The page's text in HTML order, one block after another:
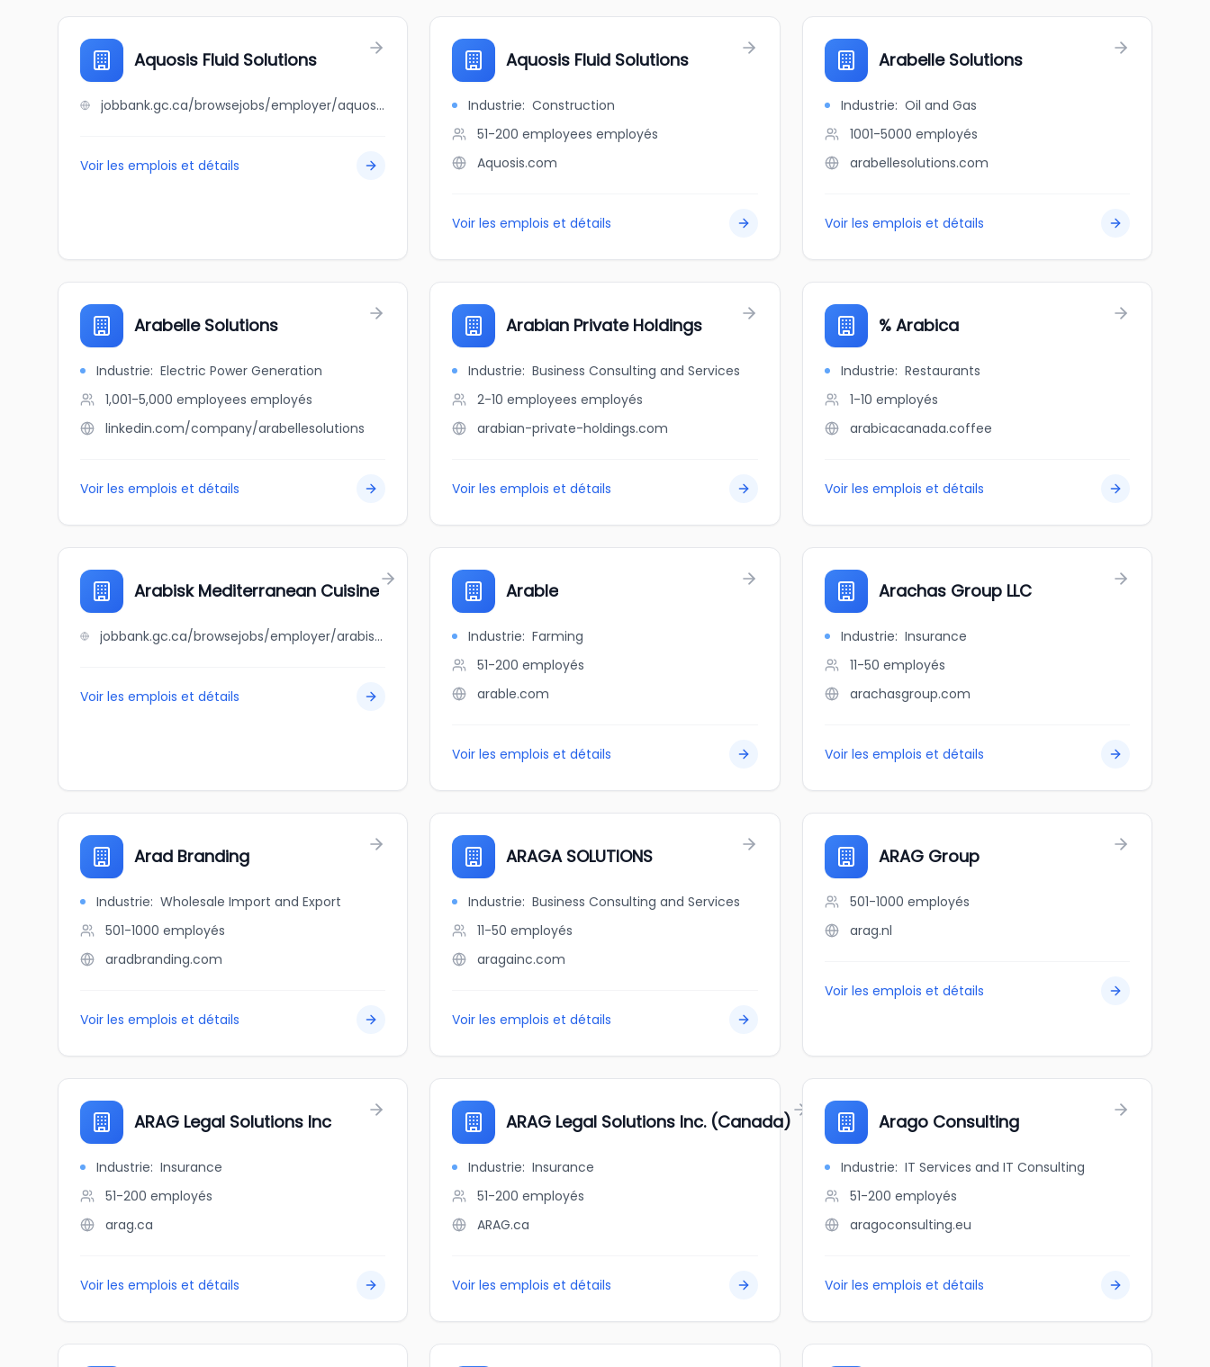
Aquosis Fluid Solutions
jobbank.gc.ca/browsejobs/employer/aquosis+fluid+solutions/ca
Voir les emplois et détails
Aquosis Fluid Solutions
Industrie: Construction
51-200 employees employés
Aquosis.com
Voir les emplois et détails
Arabelle Solutions
Industrie: Oil and Gas
1001-5000 employés
arabellesolutions.com
Voir les emplois et détails
Arabelle Solutions
Industrie: Electric Power Generation
1,001-5,000 employees employés
linkedin.com/company/arabellesolutions
Voir les emplois et détails
Arabian Private Holdings
Industrie: Business Consulting and Services
2-10 employees employés
arabian-private-holdings.com
Voir les emplois et détails
% Arabica
Industrie: Restaurants
1-10 employés
arabicacanada.coffee
Voir les emplois et détails
Arabisk Mediterranean Cuisine
jobbank.gc.ca/browsejobs/employer/arabisk+mediterranean+cuisine/ca
Voir les emplois et détails
Arable
Industrie: Farming
51-200 employés
arable.com
Voir les emplois et détails
Arachas Group LLC
Industrie: Insurance
11-50 employés
arachasgroup.com
Voir les emplois et détails
Arad Branding
Industrie: Wholesale Import and Export
501-1000 employés
aradbranding.com
Voir les emplois et détails
ARAGA SOLUTIONS
Industrie: Business Consulting and Services
11-50 employés
aragainc.com
Voir les emplois et détails
ARAG Group
501-1000 employés
arag.nl
Voir les emplois et détails
ARAG Legal Solutions Inc
Industrie: Insurance
51-200 employés
arag.ca
Voir les emplois et détails
ARAG Legal Solutions Inc. (Canada)
Industrie: Insurance
51-200 employés
ARAG.ca
Voir les emplois et détails
Arago Consulting
Industrie: IT Services and IT Consulting
51-200 employés
aragoconsulting.eu
Voir les emplois et détails